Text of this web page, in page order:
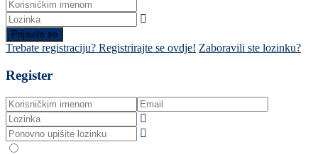
Prijavite se
Trebate registraciju? Registrirajte se ovdje! Zaboravili ste lozinku?
Register